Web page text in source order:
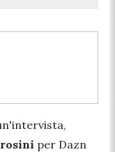
per Dazn